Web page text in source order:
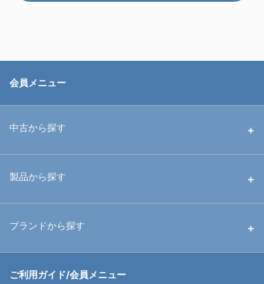
会員メニュー
中古から探す
中古ハウジング
中古アームシステム
製品から探す
ハウジング
ブランドから探す
RGBlue
ご利用ガイド/会員メニュー